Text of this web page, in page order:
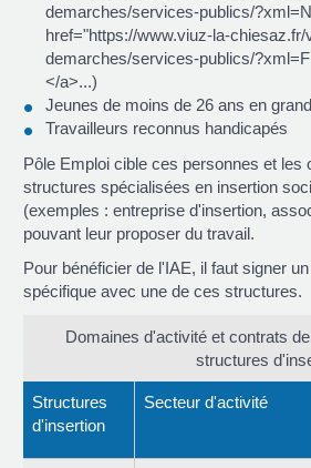
demarches/services-publics/
href="https://www.viuz-la-chiesaz.fr/
demarches/services-publics/
</a>...)
Jeunes de moins de 26 ans en
Travailleurs reconnus handicapés
Pôle Emploi cible ces personnes et les
structures spécialisées en insertion
(exemples : entreprise d'insertion,
pouvant leur proposer du travail.
Pour bénéficier de l'IAE, il faut signer
spécifique avec une de ces structures.
Domaines d'activité et contrats
structures
Structures
d'insertion
Secteur d'activité